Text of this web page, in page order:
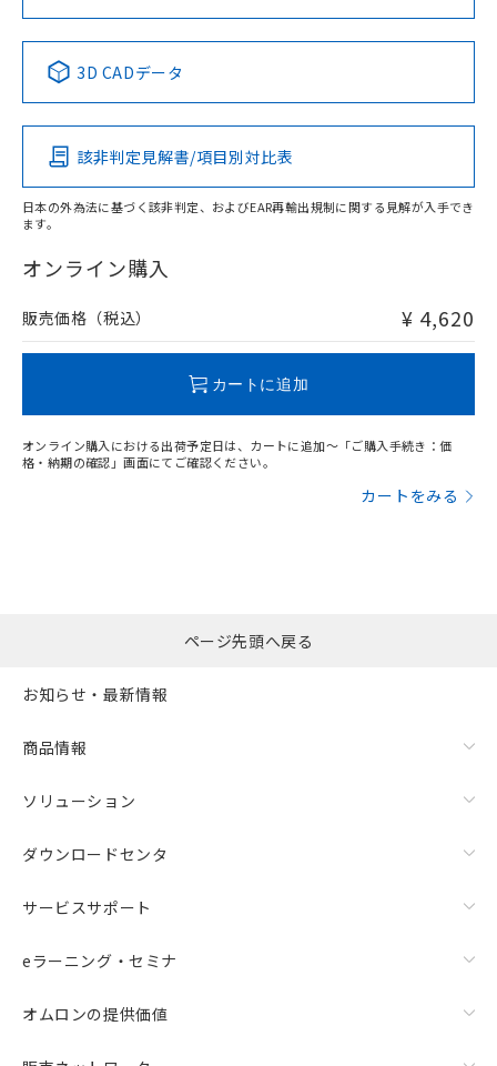
Pb Hg Cd Cr(VI)
O
在庫等で未対応品が混在する可能性があります。
問い合わせください。
No No No No
この製品の規格認証/適合状況ページへ
その他の認証はこちらのページからご検索ください
3D CADデータ
該非判定見解書/項目別対比表
日本の外為法に基づく該非判定、およびEAR再輸出規制に関する見解が入手でき
ます。
オンライン購入
販売価格（税込） ¥ 4,620
カートに追加
オンライン購入における出荷予定日は、カートに追加～「ご購入手続き：価
格・納期の確認」画面にてご確認ください。
カートをみる
ページ先頭へ戻る
お知らせ・最新情報
商品情報
ソリューション
ダウンロードセンタ
サービスサポート
eラーニング・セミナ
オムロンの提供価値